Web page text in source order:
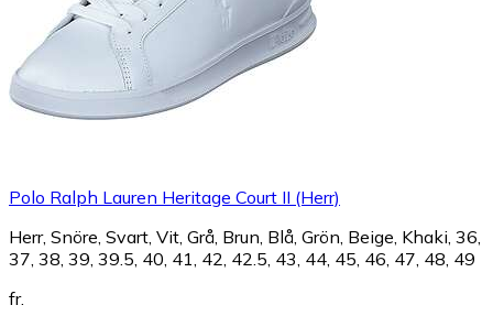
Polo Ralph Lauren Heritage Court II (Herr)
Herr, Snöre, Svart, Vit, Grå, Brun, Blå, Grön, Beige, Khaki, 36,
37, 38, 39, 39.5, 40, 41, 42, 42.5, 43, 44, 45, 46, 47, 48, 49
fr.